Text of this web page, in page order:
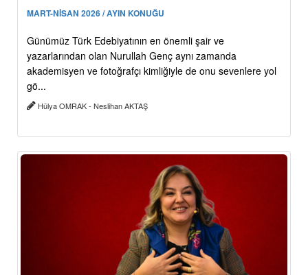
MART-NİSAN 2026 / AYIN KONUĞU
Günümüz Türk Edebiyatının en önemli şair ve
yazarlarından olan Nurullah Genç aynı zamanda
akademisyen ve fotoğrafçı kimliğiyle de onu sevenlere yol
gö...
Hülya OMRAK - Neslihan AKTAŞ